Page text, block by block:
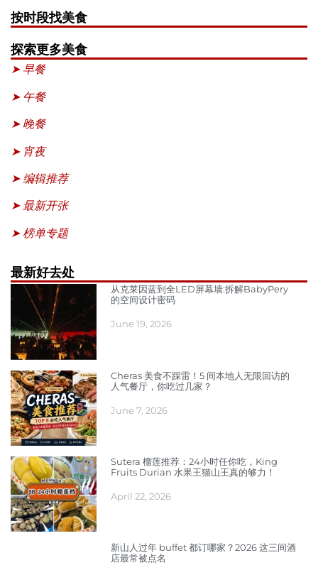
按时段找美食
➤ 早餐
➤ 午餐
➤ 晚餐
➤ 宵夜
探索更多美食
➤ 编辑推荐
➤ 最新开张
➤ 榜单专题
最新好去处
从克莱因蓝到全LED屏幕墙:拆解BabyPery
的空间设计密码
June 19, 2026
Cheras 美食不踩雷！5 间本地人无限回访的
人气餐厅，你吃过几家？
June 7, 2026
Sutera 榴莲推荐：24小时任你吃，King
Fruits Durian 水果王猫山王真的够力！
April 22, 2026
新山人过年 buffet 都订哪家？2026 这三间酒
店最常被点名